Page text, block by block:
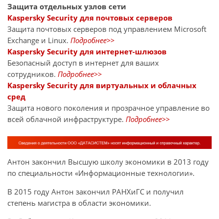
Защита отдельных узлов сети
Kaspersky Security для почтовых серверов
Защита почтовых серверов под управлением Microsoft
Exchange и Linux. Подробнее>>
Kaspersky Security для интернет-шлюзов
Безопасный доступ в интернет для ваших
сотрудников. Подробнее>>
Kaspersky Security для виртуальных и облачных
сред
Защита нового поколения и прозрачное управление во
всей облачной инфраструктуре. Подробнее>>
Антон закончил Высшую школу экономики в 2013 году
по специальности «Информационные технологии».
В 2015 году Антон закончил РАНХиГС и получил
степень магистра в области экономики.